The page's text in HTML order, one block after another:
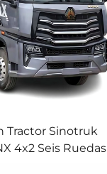
Tractor Sinotruk
4x2 Seis Ruedas